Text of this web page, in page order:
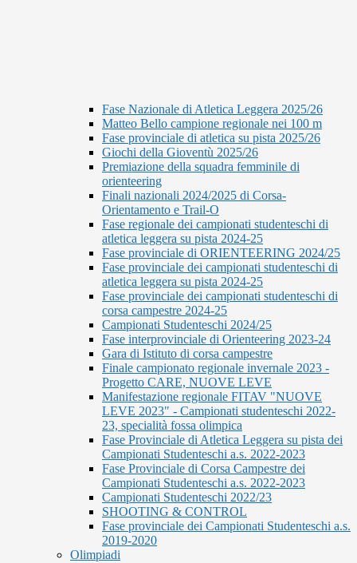
Fase Nazionale di Atletica Leggera 2025/26
Matteo Bello campione regionale nei 100 m
Fase provinciale di atletica su pista 2025/26
Giochi della Gioventù 2025/26
Premiazione della squadra femminile di
orienteering
Finali nazionali 2024/2025 di Corsa-
Orientamento e Trail-O
Fase regionale dei campionati studenteschi di
atletica leggera su pista 2024-25
Fase provinciale di ORIENTEERING 2024/25
Fase provinciale dei campionati studenteschi di
atletica leggera su pista 2024-25
Fase provinciale dei campionati studenteschi di
corsa campestre 2024-25
Campionati Studenteschi 2024/25
Fase interprovinciale di Orienteering 2023-24
Gara di Istituto di corsa campestre
Finale campionato regionale invernale 2023 -
Progetto CARE, NUOVE LEVE
Manifestazione regionale FITAV "NUOVE
LEVE 2023" - Campionati studenteschi 2022-
23, specialità fossa olimpica
Fase Provinciale di Atletica Leggera su pista dei
Campionati Studenteschi a.s. 2022-2023
Fase Provinciale di Corsa Campestre dei
Campionati Studenteschi a.s. 2022-2023
Campionati Studenteschi 2022/23
SHOOTING & CONTROL
Fase provinciale dei Campionati Studenteschi a.s.
2019-2020
Olimpiadi